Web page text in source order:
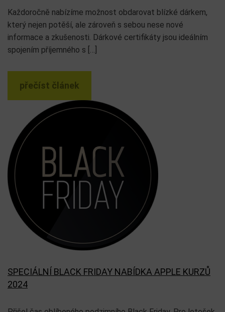
Každoročně nabízíme možnost obdarovat blízké dárkem,
který nejen potěší, ale zároveň s sebou nese nové
informace a zkušenosti. Dárkové certifikáty jsou ideálním
spojením příjemného s […]
přečíst článek
SPECIÁLNÍ BLACK FRIDAY NABÍDKA APPLE KURZŮ
2024